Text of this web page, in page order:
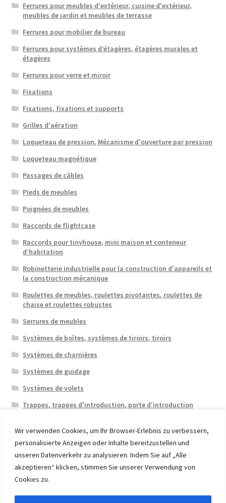
Wir verwenden Cookies, um Ihr Browser-Erlebnis zu verbessern,
personalisierte Anzeigen oder Inhalte bereitzustellen und
unseren Datenverkehr zu analysieren. Indem Sie auf „Alle
akzeptieren“ klicken, stimmen Sie unserer Verwendung von
Cookies zu.
Ferrures pour meubles d'extérieur, cuisine d'extérieur,
meubles de jardin et meubles de terrasse
Ferrures pour mobilier de bureau
Ferrures pour systèmes d’étagères, étagères murales et
étagères
Ferrures pour verre et miroir
Fixations
Fixations, fixations et supports
Grilles d'aération
Loqueteau de pression, Mécanisme d'ouverture par pression
Loqueteau magnétique
Passages de câbles
Pieds de meubles
Poignées de meubles
Raccords de flightcase
Raccords pour tinyhouse, mini maison et conteneur
d’habitation
Robinetterie industrielle pour la construction d'appareils et
la construction mécanique
Roulettes de meubles, roulettes pivotantes, roulettes de
chaise et roulettes robustes
Serrures de meubles
Systèmes de boîtes, systèmes de tiroirs, tiroirs
Systèmes de charnières
Systèmes de guidage
Systèmes de volets
Trappes, trappes d'introduction, porte d'introduction
© 2026 Eruon Trade UG, Germany, member of the ERUON